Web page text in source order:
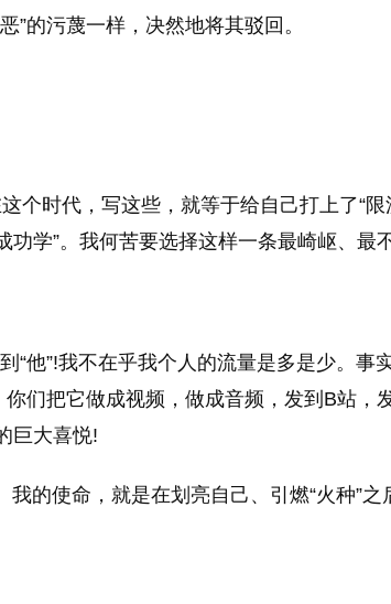
”的污蔑一样，决然地将其驳回。
个时代，写这些，就等于给自己打上了“
学”。我何苦要选择这样一条最崎岖、最
“他”!我不在乎我个人的流量是多是少。
们把它做成视频，做成音频，发到B站，
巨大喜悦!
的使命，就是在划亮自己、引燃“火种”